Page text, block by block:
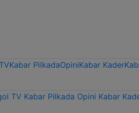
Kabar PilkadaOpiniKabar Kader
TV Kabar Pilkada Opini Kabar